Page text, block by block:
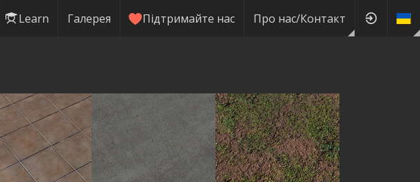
Learn Галерея Підтримайте нас Про нас/Контакт